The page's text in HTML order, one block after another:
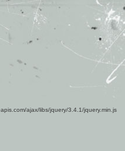
ajax/libs/jquery/3.4.1/jquery.min.js